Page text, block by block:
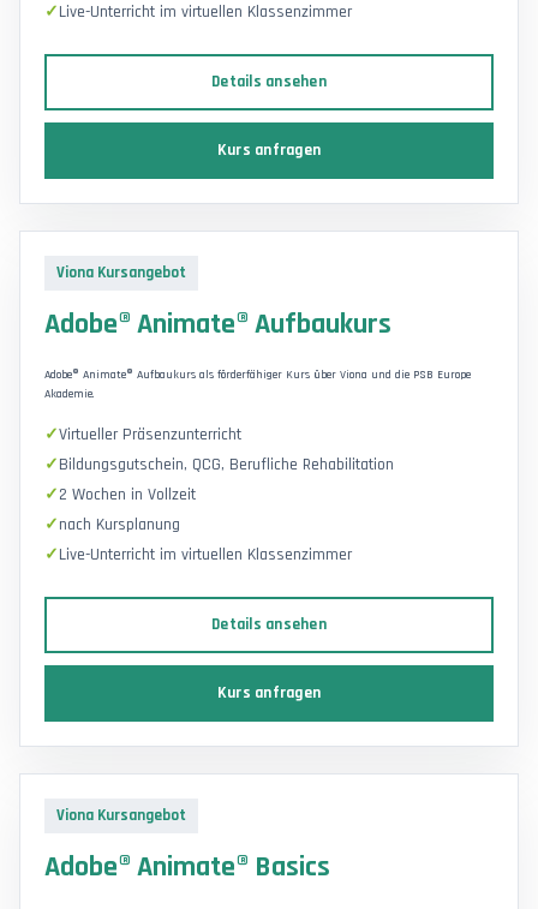
Live-Unterricht im virtuellen Klassenzimmer
Details ansehen
Kurs anfragen
Viona Kursangebot
Adobe® Animate® Aufbaukurs
Adobe® Animate® Aufbaukurs als förderfähiger Kurs über Viona und die PSB Europe
Akademie.
Virtueller Präsenzunterricht
Bildungsgutschein, QCG, Berufliche Rehabilitation
2 Wochen in Vollzeit
nach Kursplanung
Live-Unterricht im virtuellen Klassenzimmer
Details ansehen
Kurs anfragen
Viona Kursangebot
Adobe® Animate® Basics